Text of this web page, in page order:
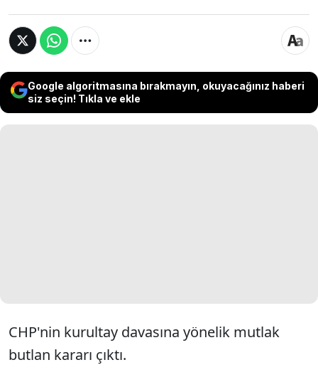
Google algoritmasına bırakmayın, okuyacağınız haberi
siz seçin! Tıkla ve ekle
CHP'nin kurultay davasına yönelik mutlak
butlan kararı çıktı.